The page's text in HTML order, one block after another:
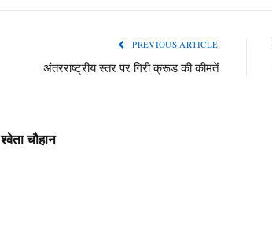
PREVIOUS ARTICLE
अंतरराष्ट्रीय स्तर पर गिरी क्रूड की कीमतें
श्वेता चौहान